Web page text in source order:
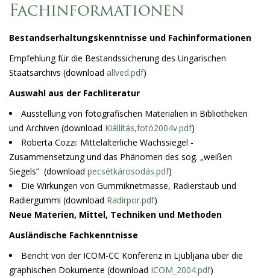
hier
Fachinformationen
Bestandserhaltungskenntnisse und Fachinformationen
Empfehlung für die Bestandssicherung des Ungarischen
Staatsarchivs (download allved.pdf)
Auswahl aus der Fachliteratur
Ausstellung von fotografischen Materialien in Bibliotheken
und Archiven (download Kiállítás,fotó2004v.pdf)
Roberta Cozzi: Mittelalterliche Wachssiegel -
Zusammensetzung und das Phänomen des sog. „weißen
Siegels” (download pecsétkárosodás.pdf)
Die Wirkungen von Gummiknetmasse, Radierstaub und
Radiergummi (download Radírpor.pdf)
Neue Materien, Mittel, Techniken und Methoden
Ausländische Fachkenntnisse
Bericht von der ICOM-CC Konferenz in Ljubljana über die
graphischen Dokumente (download ICOM_2004.pdf)